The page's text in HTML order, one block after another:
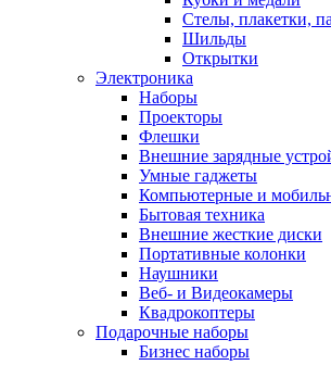
Стелы, плакетки,
Шильды
Открытки
Электроника
Наборы
Проекторы
Флешки
Внешние зарядные
Умные гаджеты
Компьютерные и
Бытовая техника
Внешние жесткие диски
Портативные колонки
Наушники
Веб- и Видеокамеры
Квадрокоптеры
Подарочные наборы
Бизнес наборы